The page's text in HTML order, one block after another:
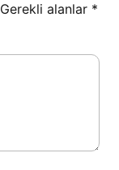
Gerekli alanlar *